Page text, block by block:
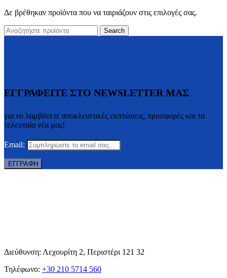
Δε βρέθηκαν προϊόντα που να ταιριάζουν στις επιλογές σας.
Search
ΕΓΓΡΑΦΕΙΤΕ ΣΤΟ NEWSLETTER ΜΑΣ
για να λαμβάνετε αποκλειστικές εκπτώσεις, προσφορές και τα
τελευταία νέα μας!
Email:
Διεύθυνση: Λεχουρίτη 2, Περιστέρι 121 32
Τηλέφωνο: +30 210 5714 560